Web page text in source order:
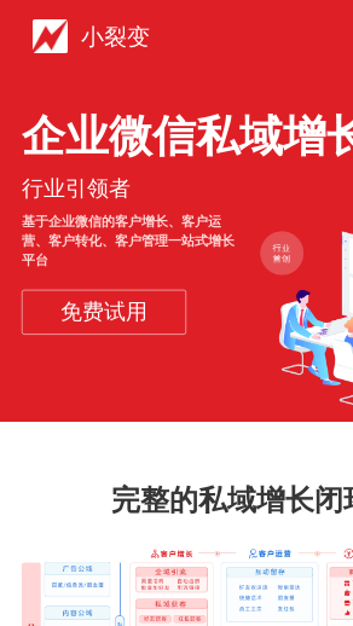
小裂变
企业微信私域增
行业引领者
基于企业微信的客户增长、客户运
营、客户转化、客户管理一站式增长
平台
免费试用
完整的私域增长闭